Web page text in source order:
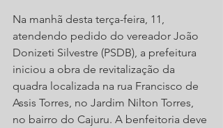
Na manhã desta terça-feira, 11,
atendendo pedido do vereador João
Donizeti Silvestre (PSDB), a prefeitura
iniciou a obra de revitalização da
quadra localizada na rua Francisco de
Assis Torres, no Jardim Nilton Torres,
no bairro do Cajuru. A benfeitoria deve